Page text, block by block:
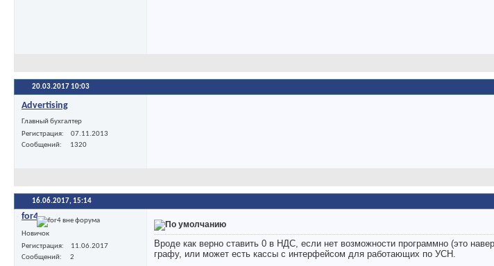
20.03.2017 10:03
Advertising
Главный бухгалтер
Регистрация
07.11.2013
Сообщений
1320
16.06.2017, 15:14
for4
Новичок
Регистрация
11.06.2017
Сообщений
2
Вроде как верно ставить 0 в НДС, если нет возможности программно (это
графу, или может есть кассы с интерфейсом для работающих по УСН.